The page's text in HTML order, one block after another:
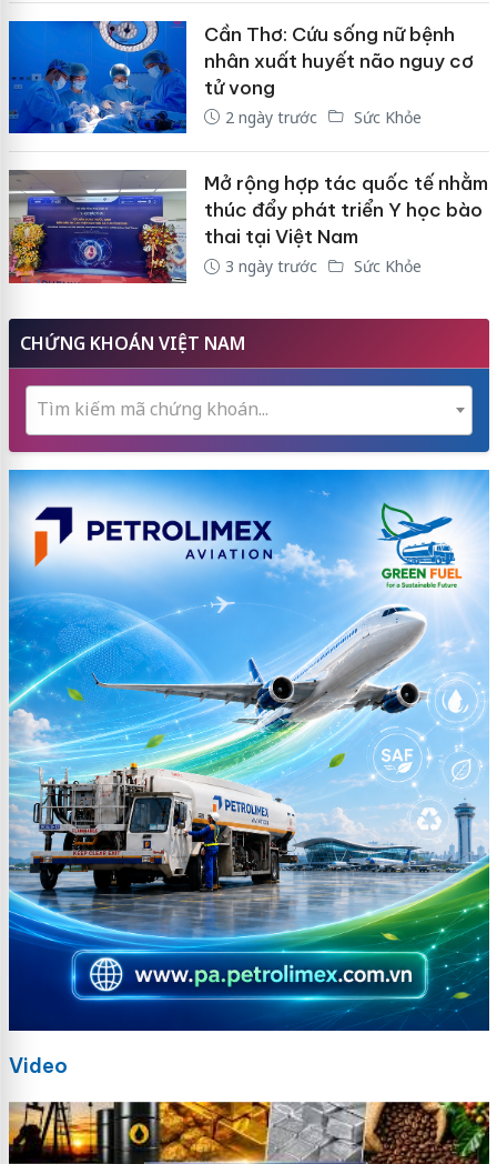
Cần Thơ: Cứu sống nữ bệnh
nhân xuất huyết não nguy cơ
tử vong
2 ngày trước Sức Khỏe
Mở rộng hợp tác quốc tế nhằm
thúc đẩy phát triển Y học bào
thai tại Việt Nam
3 ngày trước Sức Khỏe
CHỨNG KHOÁN VIỆT NAM
Tìm kiếm mã chứng khoán...
Video